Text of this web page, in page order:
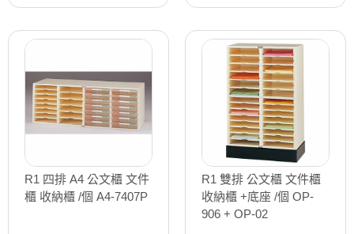
R1 四排 A4 公文櫃 文件
櫃 收納櫃 /個 A4-7407P
R1 雙排 公文櫃 文件櫃
收納櫃 +底座 /個 OP-
906 + OP-02